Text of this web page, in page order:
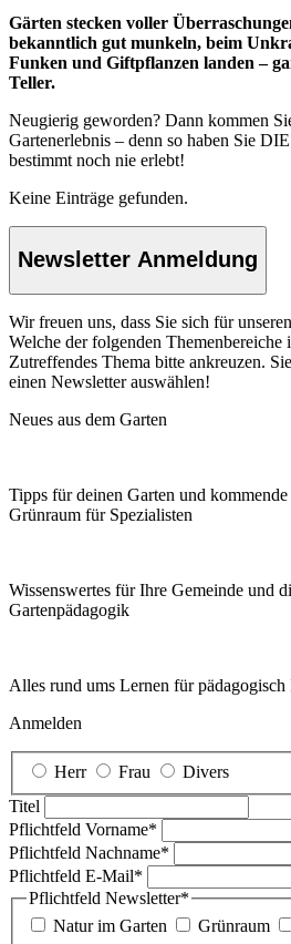
Gärten stecken voller
bekanntlich gut munkeln, beim
Funken und Giftpflanzen landen –
Teller.
Neugierig geworden? Dann kommen
Gartenerlebnis – denn so haben Sie
bestimmt noch nie erlebt!
Keine Einträge gefunden.
Newsletter Anmeldung
Wir freuen uns, dass Sie sich für
Welche der folgenden Themenbereiche
Zutreffendes Thema bitte ankreuzen.
einen Newsletter auswählen!
Neues aus dem Garten
Tipps für deinen Garten und kommende
Grünraum für Spezialisten
Wissenswertes für Ihre Gemeinde und
Garten­pädagogik
Alles rund ums Lernen für pädagogisch
Anmelden
Herr Frau
Divers
Titel
Pflichtfeld Vorname*
Pflichtfeld Nachname*
Pflichtfeld E-Mail*
Pflichtfeld Newsletter*
Natur im Garten
Grünraum